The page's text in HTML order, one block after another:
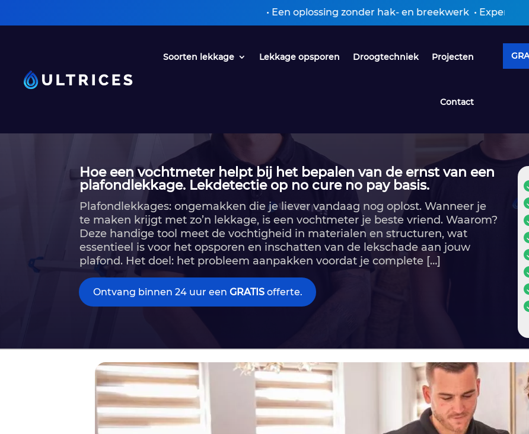
• Een oplossing zonder hak- en breekwerk • Expertiseverslag
Soorten lekkage Lekkage opsporen Droogtechniek Projecten
Contact
Hoe een vochtmeter helpt bij het bepalen van de ernst van een
plafondlekkage.​ Lekdetectie op no cure no pay basis.
Plafondlekkages: ongemakken die je liever vandaag nog oplost.​ Wanneer je
te maken krijgt met zo’n lekkage, is een vochtmeter je beste vriend.​ Waarom?
Deze handige tool meet de vochtigheid in materialen en structuren, wat
essentieel is voor het opsporen en inschatten van de lekschade aan jouw
plafond.​ Het doel: het probleem aanpakken voordat je complete […]
Ontvang binnen 24 uur eenGRATIS offerte.